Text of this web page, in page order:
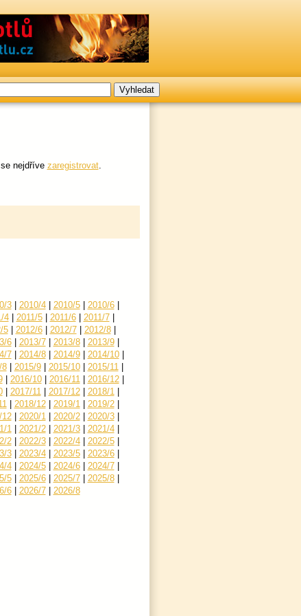
nejdříve zaregistrovat.
3| 2010/4| 2010/5| 2010/6|
4| 2011/5| 2011/6| 2011/7|
5| 2012/6| 2012/7| 2012/8|
6| 2013/7| 2013/8| 2013/9|
7| 2014/8| 2014/9| 2014/10|
8| 2015/9| 2015/10| 2015/11|
| 2016/10| 2016/11| 2016/12|
| 2017/11| 2017/12| 2018/1|
| 2018/12| 2019/1| 2019/2|
12| 2020/1| 2020/2| 2020/3|
1| 2021/2| 2021/3| 2021/4|
2| 2022/3| 2022/4| 2022/5|
3| 2023/4| 2023/5| 2023/6|
4| 2024/5| 2024/6| 2024/7|
5| 2025/6| 2025/7| 2025/8|
6| 2026/7| 2026/8